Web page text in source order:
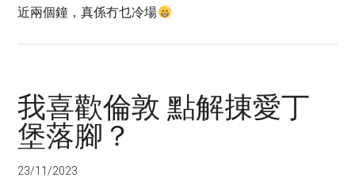
近兩個鐘，真係冇乜冷場
我喜歡倫敦 點解㨂愛丁
堡落腳？
23/11/2023